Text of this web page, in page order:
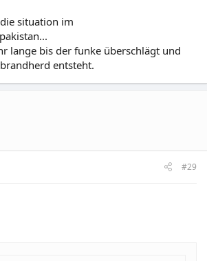
situation im
lange bis der funke überschlägt und
entsteht.
#29